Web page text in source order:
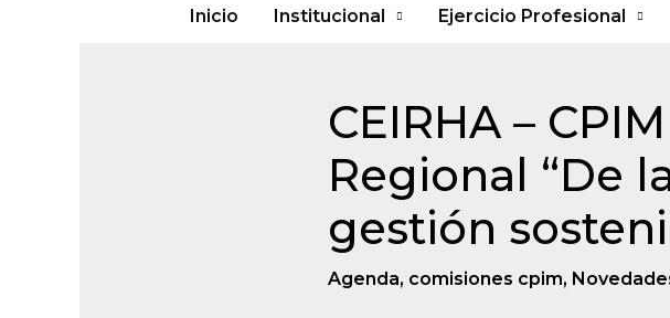
Inicio Institucional Ejercicio Profesional
CEIRHA –
Regional “De
gestión
Agenda, comisiones cpim,